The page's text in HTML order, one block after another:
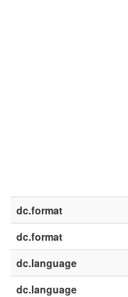
dc.format
dc.format
dc.language
dc.language